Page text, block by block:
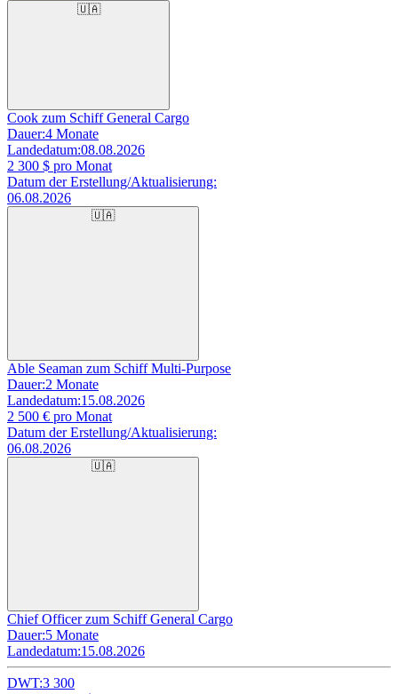
🇺🇦
Cook zum Schiff General Cargo
Dauer:4 Monate
Landedatum:08.08.2026
2 300 $ pro Monat
Datum der Erstellung/Aktualisierung:
06.08.2026
🇺🇦
Able Seaman zum Schiff Multi-Purpose
Dauer:2 Monate
Landedatum:15.08.2026
2 500 € pro Monat
Datum der Erstellung/Aktualisierung:
06.08.2026
🇺🇦
Chief Officer zum Schiff General Cargo
Dauer:5 Monate
Landedatum:15.08.2026
DWT:3 300